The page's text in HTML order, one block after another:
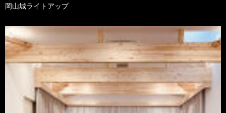
岡山城ライトアップ